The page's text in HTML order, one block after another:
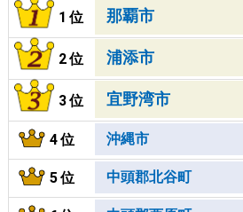
1位 那覇市
2位 浦添市
3位 宜野湾市
4位 沖縄市
5位 中頭郡北谷町